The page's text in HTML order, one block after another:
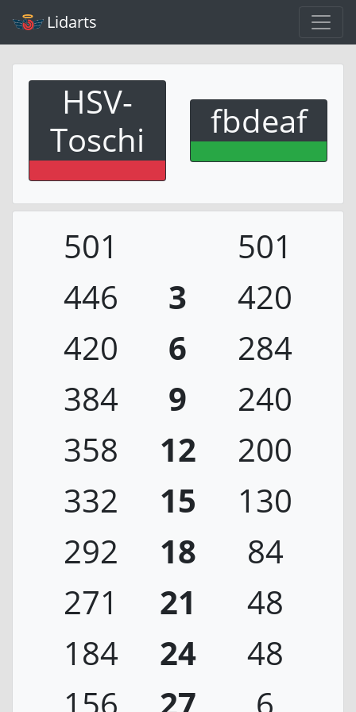
Lidarts
HSV-
Toschi
fbdeaf
501
501
446
3
420
420
6
284
384
9
240
358
12
200
332
15
130
292
18
84
271
21
48
184
24
48